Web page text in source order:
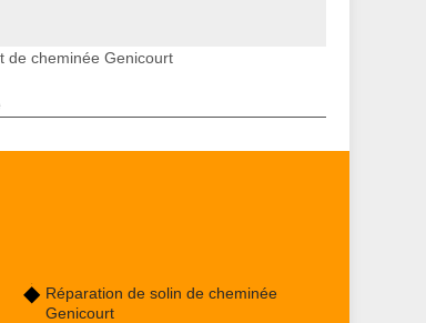
de cheminée Genicourt
Réparation de solin de cheminée
Genicourt